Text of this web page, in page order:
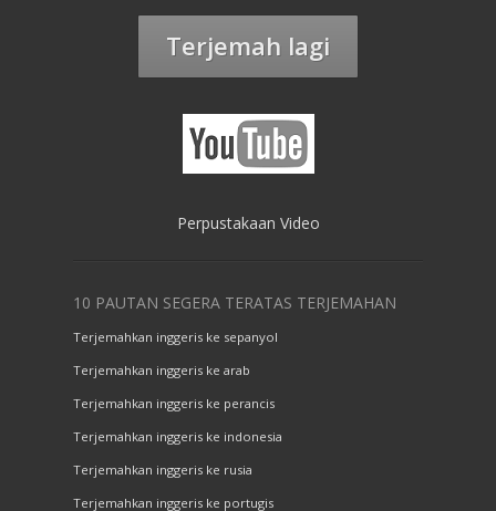
Terjemah lagi
Perpustakaan Video
10 PAUTAN SEGERA TERATAS TERJEMAHAN
Terjemahkan inggeris ke sepanyol
Terjemahkan inggeris ke arab
Terjemahkan inggeris ke perancis
Terjemahkan inggeris ke indonesia
Terjemahkan inggeris ke rusia
Terjemahkan inggeris ke portugis